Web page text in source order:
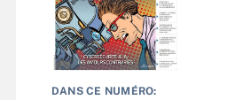
DANS CE NUMÉRO: